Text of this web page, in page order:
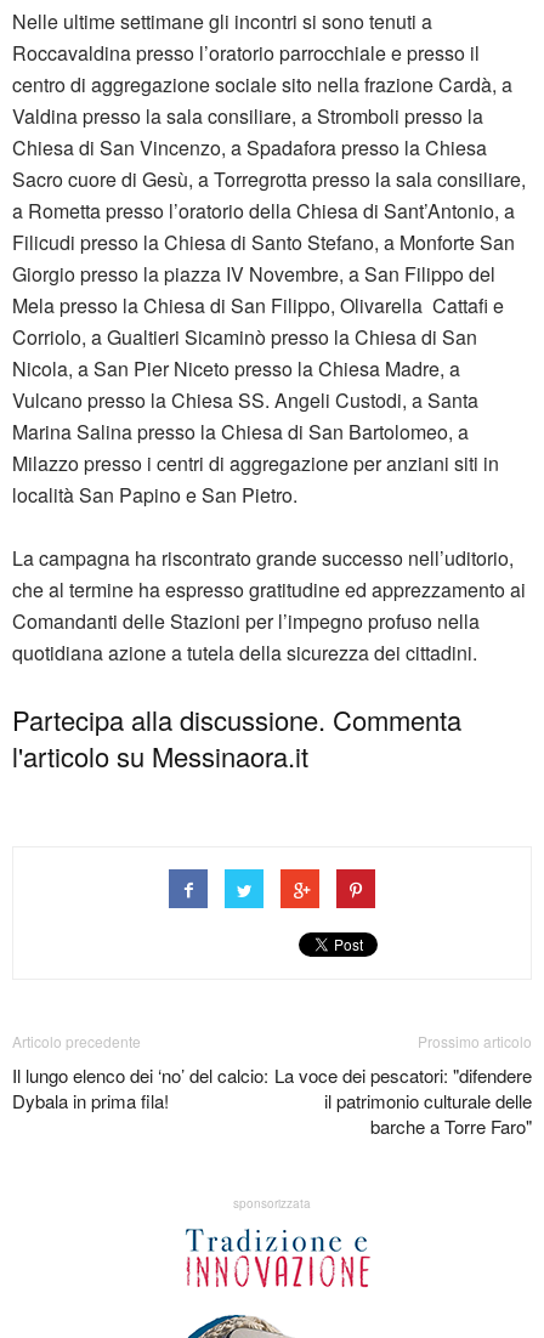
Nelle ultime settimane gli incontri si sono tenuti a
Roccavaldina presso l’oratorio parrocchiale e presso il
centro di aggregazione sociale sito nella frazione Cardà, a
Valdina presso la sala consiliare, a Stromboli presso la
Chiesa di San Vincenzo, a Spadafora presso la Chiesa
Sacro cuore di Gesù, a Torregrotta presso la sala consiliare,
a Rometta presso l’oratorio della Chiesa di Sant’Antonio, a
Filicudi presso la Chiesa di Santo Stefano, a Monforte San
Giorgio presso la piazza IV Novembre, a San Filippo del
Mela presso la Chiesa di San Filippo, Olivarella Cattafi e
Corriolo, a Gualtieri Sicaminò presso la Chiesa di San
Nicola, a San Pier Niceto presso la Chiesa Madre, a
Vulcano presso la Chiesa SS. Angeli Custodi, a Santa
Marina Salina presso la Chiesa di San Bartolomeo, a
Milazzo presso i centri di aggregazione per anziani siti in
località San Papino e San Pietro.
La campagna ha riscontrato grande successo nell’uditorio,
che al termine ha espresso gratitudine ed apprezzamento ai
Comandanti delle Stazioni per l’impegno profuso nella
quotidiana azione a tutela della sicurezza dei cittadini.
Partecipa alla discussione. Commenta
l'articolo su Messinaora.it
Articolo precedente
Il lungo elenco dei ‘no’ del calcio:
Dybala in prima fila!
Prossimo articolo
La voce dei pescatori: "difendere
il patrimonio culturale delle
barche a Torre Faro"
sponsorizzata